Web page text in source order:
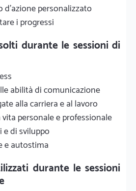
d'azione personalizzato
i progressi
durante le sessioni di
abilità di comunicazione
alla carriera e al lavoro
personale e professionale
di sviluppo
e autostima
durante le sessioni